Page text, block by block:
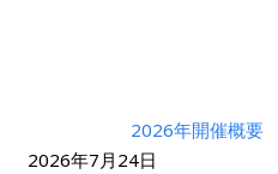
2026年開催概要
2026年7月24日